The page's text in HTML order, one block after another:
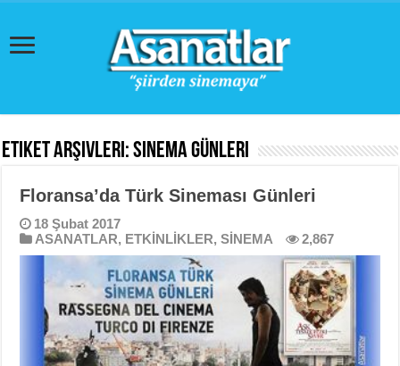
Etiket Arşivleri:sinema günleri
Floransa’da Türk Sineması Günleri
18 Şubat 2017
ASANATLAR, ETKİNLİKLER,SİNEMA 2,867